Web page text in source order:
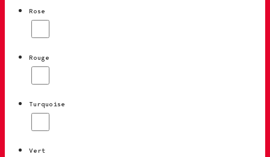
Rose
Rouge
Turquoise
Vert